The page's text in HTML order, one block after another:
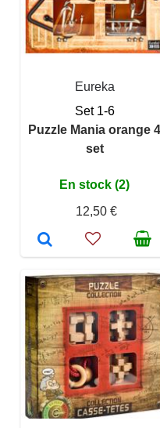
Eureka
Set 1-6
Puzzle Mania orange 4
set
En stock (2)
12,50 €